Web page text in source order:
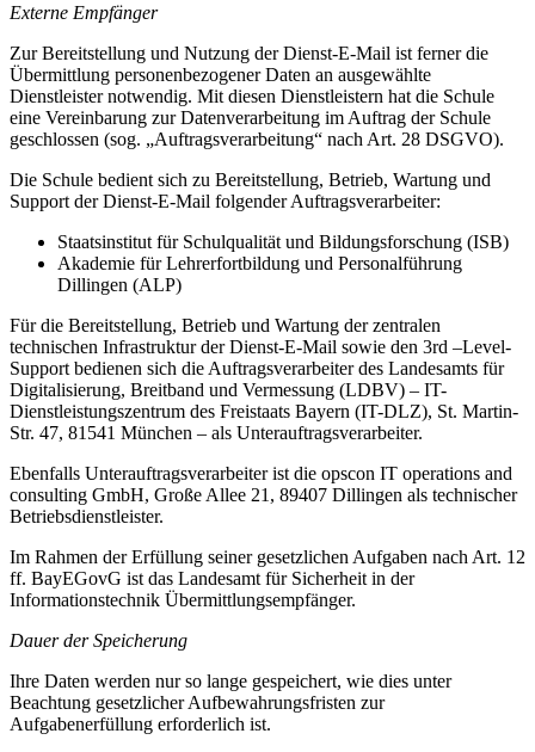
Externe Empfänger
Zur Bereitstellung und Nutzung der Dienst-E-Mail ist ferner die
Übermittlung personenbezogener Daten an ausgewählte
Dienstleister notwendig. Mit diesen Dienstleistern hat die Schule
eine Vereinbarung zur Datenverarbeitung im Auftrag der Schule
geschlossen (sog. „Auftragsverarbeitung“ nach Art. 28 DSGVO).
Die Schule bedient sich zu Bereitstellung, Betrieb, Wartung und
Support der Dienst-E-Mail folgender Auftragsverarbeiter:
Staatsinstitut für Schulqualität und Bildungsforschung (ISB)
Akademie für Lehrerfortbildung und Personalführung
Dillingen (ALP)
Für die Bereitstellung, Betrieb und Wartung der zentralen
technischen Infrastruktur der Dienst-E-Mail sowie den 3rd –Level-
Support bedienen sich die Auftragsverarbeiter des Landesamts für
Digitalisierung, Breitband und Vermessung (LDBV) – IT-
Dienstleistungszentrum des Freistaats Bayern (IT-DLZ), St. Martin-
Str. 47, 81541 München – als Unterauftragsverarbeiter.
Ebenfalls Unterauftragsverarbeiter ist die opscon IT operations and
consulting GmbH, Große Allee 21, 89407 Dillingen als technischer
Betriebsdienstleister.
Im Rahmen der Erfüllung seiner gesetzlichen Aufgaben nach Art. 12
ff. BayEGovG ist das Landesamt für Sicherheit in der
Informationstechnik Übermittlungsempfänger.
Dauer der Speicherung
Ihre Daten werden nur so lange gespeichert, wie dies unter
Beachtung gesetzlicher Aufbewahrungsfristen zur
Aufgabenerfüllung erforderlich ist.